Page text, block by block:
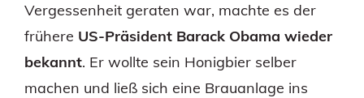
Vergessenheit geraten war, machte es der
frühere US-Präsident Barack Obama wieder
bekannt. Er wollte sein Honigbier selber
machen und ließ sich eine Brauanlage ins